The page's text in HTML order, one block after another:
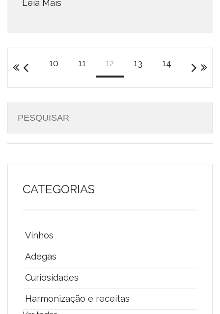
Leia Mais
10 11 12 13 14
CATEGORIAS
Vinhos
Adegas
Curiosidades
Harmonização e receitas